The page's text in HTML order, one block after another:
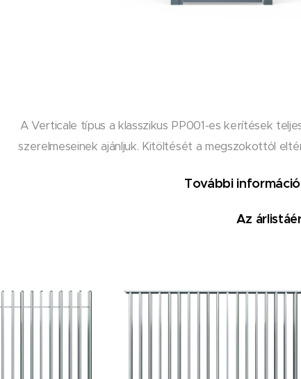
A Verticale típus a klasszikus PP001-es kerítések
szerelmeseinek ajánljuk. Kitöltését a megszokottól
További
Az